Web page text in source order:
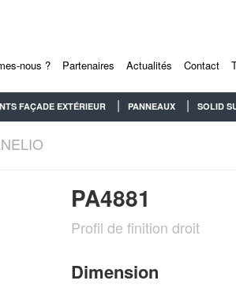
nous ? Partenaires Actualités Contact
FAÇADE EXTÉRIEUR PANNEAUX SOLID
PA4881
Profil de finition droit
Dimension